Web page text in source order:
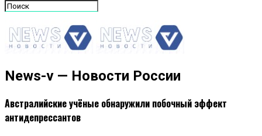
News-v — Новости России
Австралийские учёные обнаружили побочный эффект
антидепрессантов